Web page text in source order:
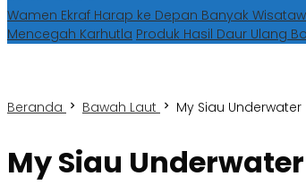
Wamen Ekraf Harap ke Depan Banyak
Mencegah Karhutla Produk Hasil Daur Ulang
Beranda Bawah Laut My Siau Underwater
My Siau Underwater